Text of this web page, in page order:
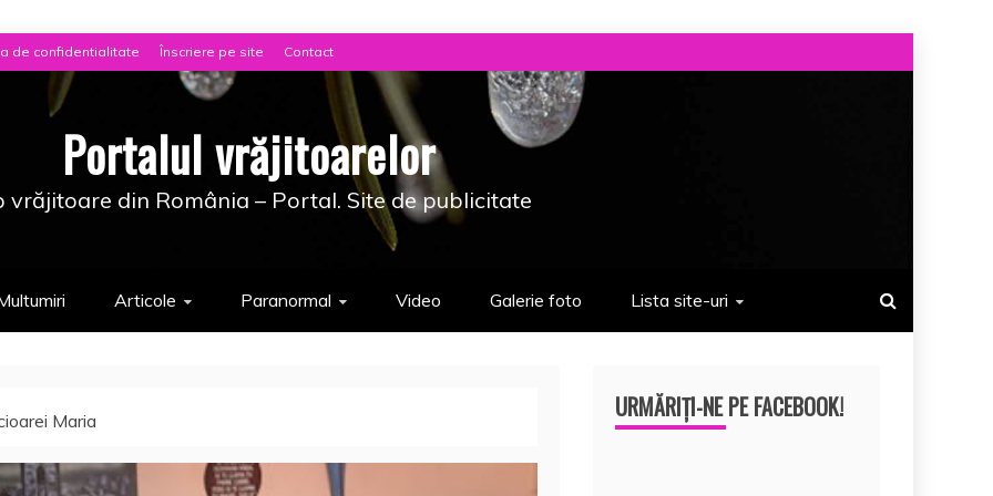
de confidentialitate Înscriere pe site Contact
Portalul vrăjitoarelor
vrăjitoare din România – Portal. Site de publicitate
Articole Paranormal Video Galerie foto Lista site-uri
Maria URMĂRIȚI-NE PE FACEBOOK!